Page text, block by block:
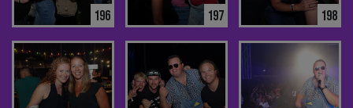
196 197 198